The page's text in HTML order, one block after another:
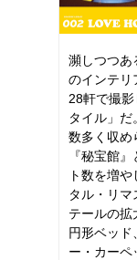
瀕しつつあ
のインテリ
28軒で撮
タイル」だ
数多く収め
『秘宝館
ト数を増
タル・リマ
テールの拡
円形ベッド
ー・カーペ